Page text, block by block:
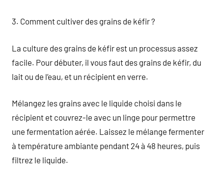
3. Comment cultiver des grains de kéfir ?
La culture des grains de kéfir est un processus assez
facile. Pour débuter, il vous faut des grains de kéfir, du
lait ou de l’eau, et un récipient en verre.
Mélangez les grains avec le liquide choisi dans le
récipient et couvrez-le avec un linge pour permettre
une fermentation aérée. Laissez le mélange fermenter
à température ambiante pendant 24 à 48 heures, puis
filtrez le liquide.